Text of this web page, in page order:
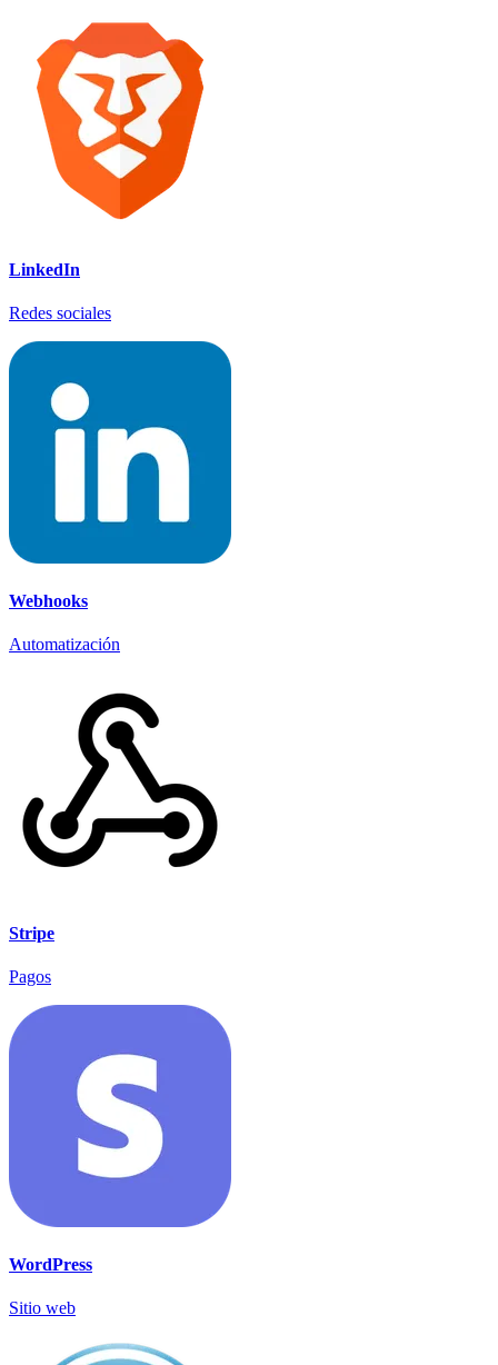
LinkedIn
Redes sociales
Webhooks
Automatización
Stripe
Pagos
WordPress
Sitio web